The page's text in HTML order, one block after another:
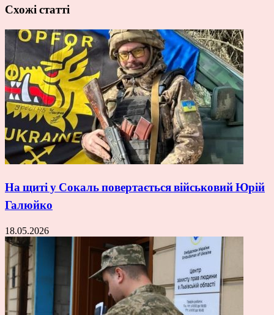
Схожі статті
На щиті у Сокаль повертається військовий Юрій
Галюйко
18.05.2026